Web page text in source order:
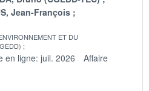
Jean-François
ET DU
en ligne: juil. 2026
Affaire